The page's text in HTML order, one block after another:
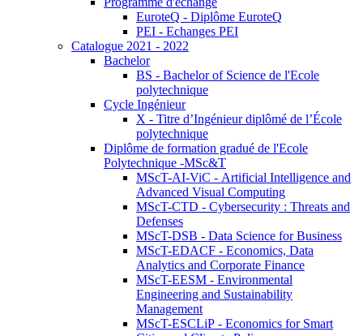
EuroteQ - Diplôme EuroteQ
PEI - Echanges PEI
Catalogue 2021 - 2022
Bachelor
BS - Bachelor of Science de l'Ecole
polytechnique
Cycle Ingénieur
X - Titre d’Ingénieur diplômé de l’École
polytechnique
Diplôme de formation gradué de l'Ecole
Polytechnique -MSc&T
MScT-AI-ViC - Artificial Intelligence and
Advanced Visual Computing
MScT-CTD - Cybersecurity : Threats and
Defenses
MScT-DSB - Data Science for Business
MScT-EDACF - Economics, Data
Analytics and Corporate Finance
MScT-EESM - Environmental
Engineering and Sustainability
Management
MScT-ESCLiP - Economics for Smart